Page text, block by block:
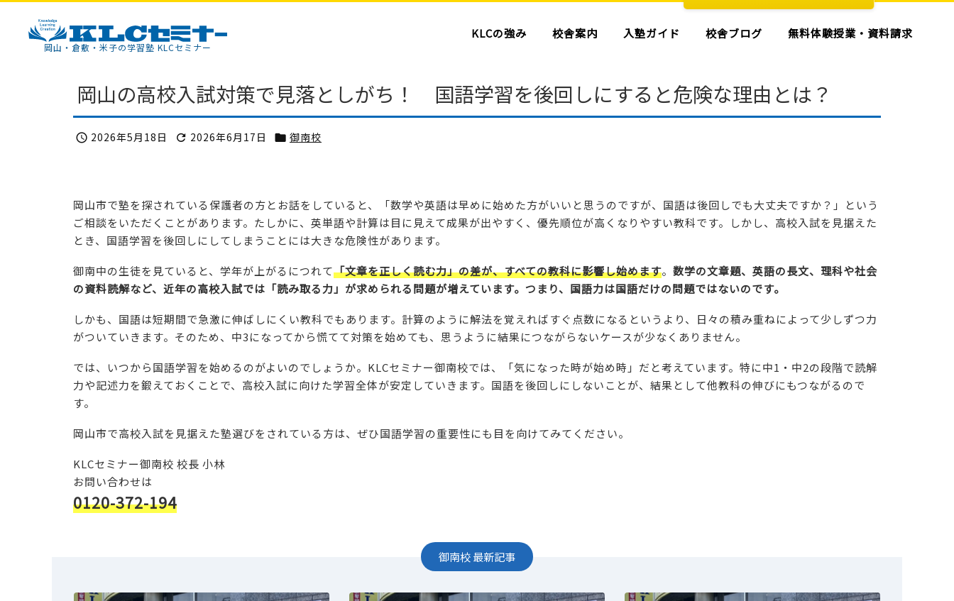
KLCセミナー岡山・倉敷・米子の学習塾 KLCセミナー
KLCの強み 校舎案内 入塾ガイド 校舎ブログ 無料体験授業・資料請求
岡山の高校入試対策で見落としがち！ 国語学習を後回しにすると危険な理由とは？
 2026年5月18日  2026年6月17日  御南校
岡山市で塾を探されている保護者の方とお話をしていると、「数学や英語は早めに始めた方がいいと思うのですが、国語は後回しでも大丈夫ですか？」という
ご相談をいただくことがあります。たしかに、英単語や計算は目に見えて成果が出やすく、優先順位が高くなりやすい教科です。しかし、高校入試を見据えた
とき、国語学習を後回しにしてしまうことには大きな危険性があります。
御南中の生徒を見ていると、学年が上がるにつれて「文章を正しく読む力」の差が、すべての教科に影響し始めます。 数学の文章題、英語の長文、理科や社会
の資料読解など、近年の高校入試では「読み取る力」が求められる問題が増えています。つまり、国語力は国語だけの問題ではないのです。
しかも、国語は短期間で急激に伸ばしにくい教科でもあります。計算のように解法を覚えればすぐ点数になるというより、日々の積み重ねによって少しずつ力
がついていきます。そのため、中3になってから慌てて対策を始めても、思うように結果につながらないケースが少なくありません。
では、いつから国語学習を始めるのがよいのでしょうか。KLCセミナー御南校では、「気になった時が始め時」だと考えています。特に中1・中2の段階で読解
力や記述力を鍛えておくことで、高校入試に向けた学習全体が安定していきます。国語を後回しにしないことが、結果として他教科の伸びにもつながるので
す。
岡山市で高校入試を見据えた塾選びをされている方は、ぜひ国語学習の重要性にも目を向けてみてください。
KLCセミナー御南校 校長 小林
お問い合わせは
0120-372-194
御南校最新記事